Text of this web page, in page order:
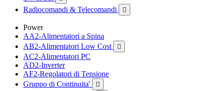
Radiocomandi & Telecomandi 
Power
AA2-Alimentatori a Spina
AB2-Alimentatori Low Cost

AC2-Alimentatori PC
AD2-Inverter
AF2-Regolatori di Tensione
Gruppo di Continuita'
